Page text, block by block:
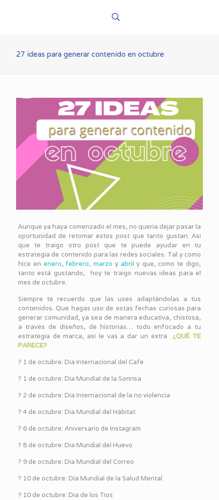
27 ideas para generar contenido en octubre
Aunque ya haya comenzado el mes, no quería dejar pasar la
oportunidad de retomar estos post que tanto gustan. Así
que te traigo otro post que te puede ayudar en tu
estrategia de contenido para las redes sociales. Tal y como
hice en enero, febrero,marzo y abril y que, como te digo,
tanto está gustando, hoy te traigo nuevas ideas para el
mes de octubre.
Siempre te recuerdo que las uses adaptándolas a tus
contenidos. Que hagas uso de estas fechas curiosas para
generar comunidad, ya sea de manera educativa, chistosa,
a través de diseños, de historias… todo enfocado a tu
estrategia de marca, así le vas a dar un extra ¿QUÉ TE
PARECE?
?️ 1 de octubre: Día Internacional del Café
?️ 1 de octubre: Día Mundial de la Sonrisa
?️ 2 de octubre: Día Internacional de la no violencia
?️ 4 de octubre: Día Mundial del Hábitat
?️ 6 de octubre: Aniversario de Instagram
?️ 8 de octubre: Día Mundial del Huevo
?️ 9 de octubre: Día Mundial del Correo
?️ 10 de octubre: Día Mundial de la Salud Mental
?️ 10 de octubre: Día de los Tíos